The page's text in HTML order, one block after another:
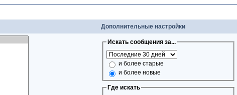
Дополнительные настройки
Искать сообщения за...
и более старые
и более новые
Где искать